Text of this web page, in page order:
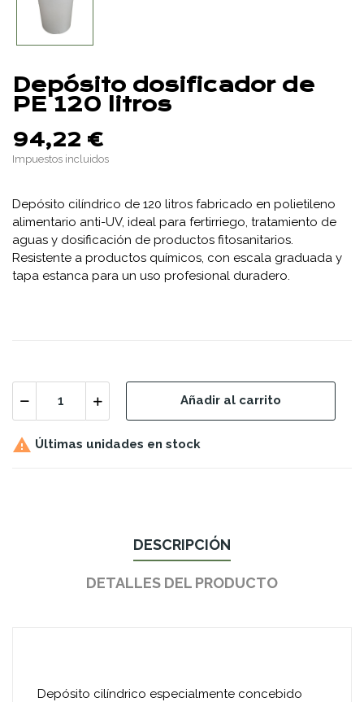
Depósito dosificador de
PE 120 litros
94,22 €
Impuestos incluidos
Depósito cilíndrico de 120 litros fabricado en polietileno
alimentario anti-UV, ideal para fertirriego, tratamiento de
aguas y dosificación de productos fitosanitarios.
Resistente a productos químicos, con escala graduada y
tapa estanca para un uso profesional duradero.
Añadir al carrito
 Últimas unidades en stock
DESCRIPCIÓN
DETALLES DEL PRODUCTO
Depósito cilíndrico especialmente concebido